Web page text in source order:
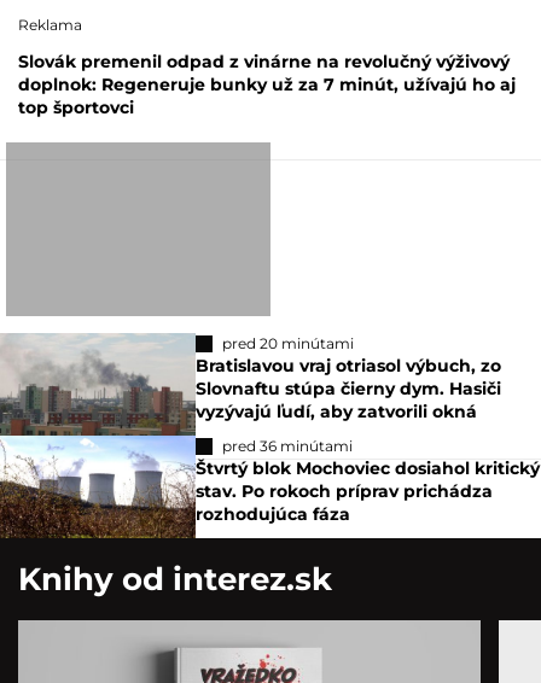
Reklama
Slovák premenil odpad z vinárne na revolučný výživový
doplnok: Regeneruje bunky už za 7 minút, užívajú ho aj
top športovci
pred 20 minútami
Bratislavou vraj otriasol výbuch, zo
Slovnaftu stúpa čierny dym. Hasiči
vyzývajú ľudí, aby zatvorili okná
pred 36 minútami
Štvrtý blok Mochoviec dosiahol kritický
stav. Po rokoch príprav prichádza
rozhodujúca fáza
Knihy od interez.sk